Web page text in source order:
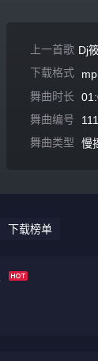
上一首歌
下载格式
舞曲时长
舞曲编号
舞曲类型
慢
下载榜单